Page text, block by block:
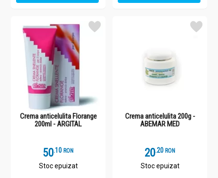
Crema anticelulita Florange
200ml - ARGITAL
50.1 RON
Stoc epuizat
Crema anticelulita 200g -
ABEMAR MED
20.2 RON
Stoc epuizat